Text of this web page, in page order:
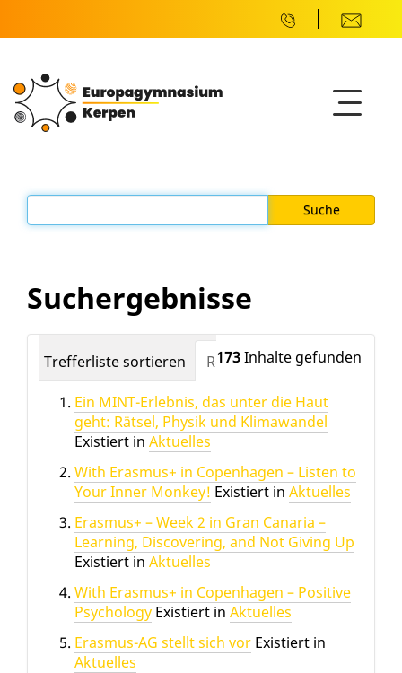
Suchergebnisse
173Inhalte gefunden
Trefferliste sortieren Relevanz Datum
Ein MINT-Erlebnis, das unter die Haut
geht: Rätsel, Physik und Klimawandel
Existiert in Aktuelles
With Erasmus+ in Copenhagen – Listen to
Your Inner Monkey! Existiert in Aktuelles
Erasmus+ – Week 2 in Gran Canaria –
Learning, Discovering, and Not Giving Up
Existiert in Aktuelles
With Erasmus+ in Copenhagen – Positive
Psychology Existiert in Aktuelles
Erasmus-AG stellt sich vor Existiert in
Aktuelles